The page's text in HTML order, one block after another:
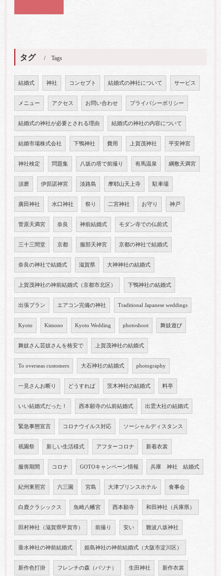
タグ Tags
結婚式 神社 コンセプト 結婚式の神社について サービス
メニュー アクセス お問い合わせ プライバシーポリシー
結婚式の神社が必要とされる理由 結婚式の神社の内容について
結婚市場株式会社 下鴨神社 費用 上賀茂神社 平安神宮
神社検定 問題集 八坂の塔で前撮り 有馬温泉 綱敷天満宮
須磨 伊弉諾神宮 淡路島 摩耶山天上寺 駐車場
廣田神社 水口神社 祭り 二宮神社 お守り 神戸
菅原天満宮 奈良 神前結婚式 モダン寺での仏前式
三十三間堂 京都 服部天神宮 京都の神社で結婚式
奈良の神社で結婚式 滋賀県 大神神社の結婚式
上賀茂神社の神前結婚式（京都市北区） 下鴨神社の結婚式
出張プラン エアコン完備の神社 Traditional Japanese weddings
Kyoto Kimono Kyoto Wedding photoshoot 舞妓遊び
舞妓さん芸妓さんを格安で 上賀茂神社の結婚式
To overseas customers 大石神社の結婚式 photography
一見さんお断り どうすれば 茨木神社の結婚式 料亭
いい結婚式だった！ 西本願寺の仏前結婚式 出雲大社の結婚式
緊急事態宣言 コロナウイルス対応 ソーシャルディスタンス
祇園祭 新しい生活様式 アフターコロナ 新着衣裳
服喪期間 コロナ GOTOキャンペーン情報 兵庫 神社 結婚式
紀州東照宮 六三園 宮島 大津プリンスホテル 食事会
白鹿クラシックス 魚崎八幡宮 西本願寺 和田神社（兵庫県）
田村神社（滋賀県甲賀市） 前撮り 安い 難波八坂神社
垂水神社の神前結婚式 姫島神社の神前結婚式（大阪市淀川区）
新作色打掛 フレンチの森（パソナ） 生田神社 新作衣裳